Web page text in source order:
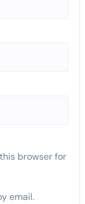
browser for
email.